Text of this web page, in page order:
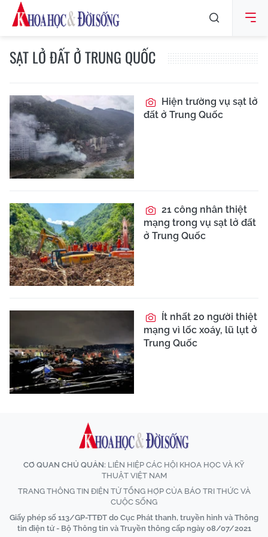
SẠT LỞ ĐẤT Ở TRUNG QUỐC
Hiện trường vụ sạt lở
đất ở Trung Quốc
21 công nhân thiệt
mạng trong vụ sạt lở đất
ở Trung Quốc
Ít nhất 20 người thiệt
mạng vì lốc xoáy, lũ lụt ở
Trung Quốc
CƠ QUAN CHỦ QUẢN: LIÊN HIỆP CÁC HỘI KHOA HỌC VÀ KỸ
THUẬT VIỆT NAM
TRANG THÔNG TIN ĐIỆN TỬ TỔNG HỢP CỦA BÁO TRI THỨC VÀ
CUỘC SỐNG
Giấy phép số 113/GP-TTĐT do Cục Phát thanh, truyền hình và Thông
tin điện tử - Bộ Thông tin và Truyền thông cấp ngày 08/07/2021